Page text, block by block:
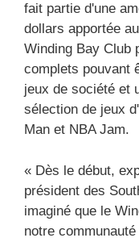
fait partie d'une
dollars apportée
Winding Bay Club
complets pouvant
jeux de société et
sélection de jeux
Man et NBA Jam.
« Dès le début,
président des
imaginé que le
notre